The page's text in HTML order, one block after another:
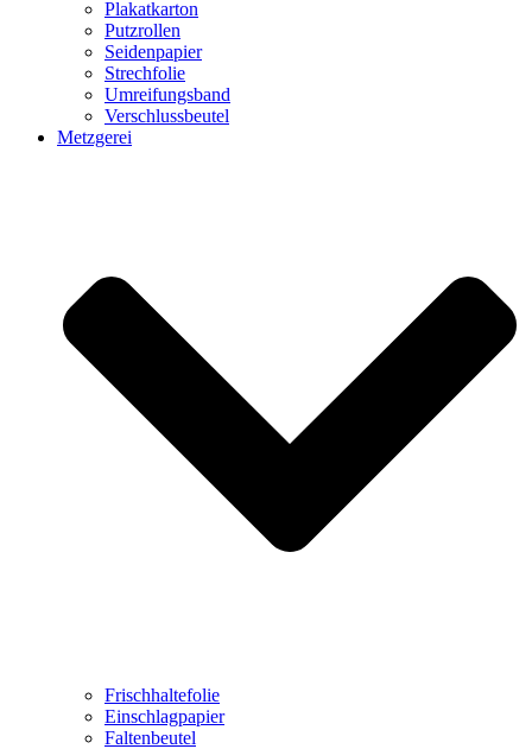
Plakatkarton
Putzrollen
Seidenpapier
Strechfolie
Umreifungsband
Verschlussbeutel
Metzgerei
Frischhaltefolie
Einschlagpapier
Faltenbeutel